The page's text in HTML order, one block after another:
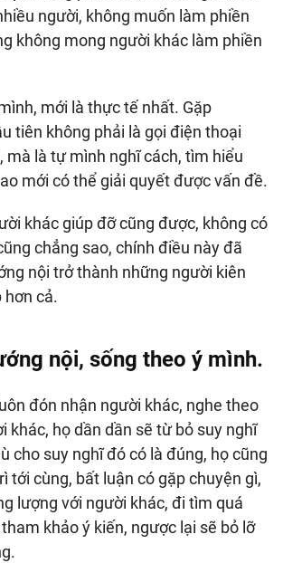
người, không muốn làm phiền
không mong người khác làm phiền
mới là thực tế nhất. Gặp
tiên không phải là gọi điện thoại
mà là tự mình nghĩ cách, tìm hiểu
mới có thể giải quyết được vấn đề.
khác giúp đỡ cũng được, không có
chẳng sao, chính điều này đã
nội trở thành những người kiên
hơn cả.
nội, sống theo ý mình.
đón nhận người khác, nghe theo
khác, họ dần dần sẽ từ bỏ suy nghĩ
cho suy nghĩ đó có là đúng, họ cũng
tới cùng, bất luận có gặp chuyện gì,
lượng với người khác, đi tìm quá
khảo ý kiến, ngược lại sẽ bỏ lỡ